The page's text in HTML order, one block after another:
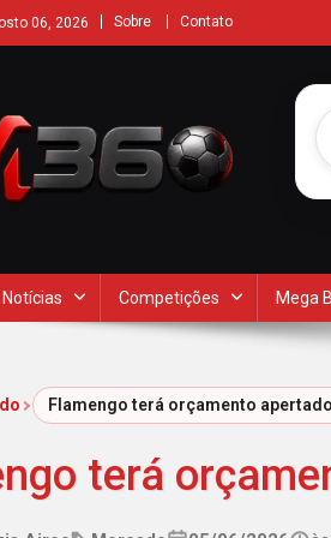
06, 2026 Sobre Contato
Competições Mega
Flamengo terá orçamento
terá